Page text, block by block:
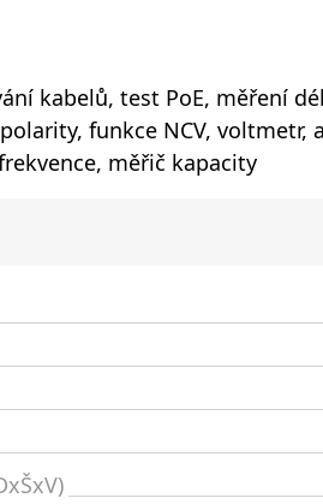
kabelů, test PoE, měření
funkce NCV, voltmetr,
měřič kapacity